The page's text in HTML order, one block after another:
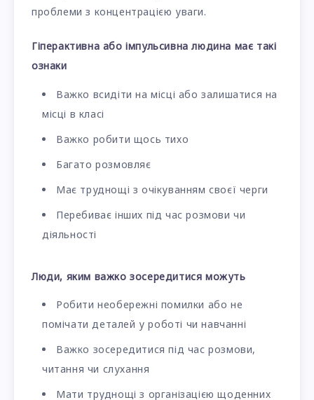
проблеми з концентрацією уваги.
Гіперактивна або імпульсивна людина має такі
ознаки
Важко всидіти на місці або залишатися на
місці в класі
Важко робити щось тихо
Багато розмовляє
Має труднощі з очікуванням своєї черги
Перебиває інших під час розмови чи
діяльності
Люди, яким важко зосередитися можуть
Робити необережні помилки або не
помічати деталей у роботі чи навчанні
Важко зосередитися під час розмови,
читання чи слухання
Мати труднощі з організацією щоденних